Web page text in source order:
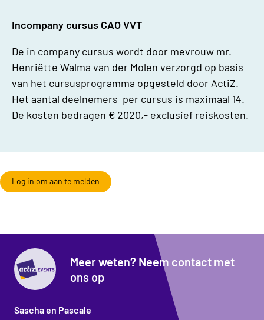
Incompany cursus CAO VVT
De in company cursus wordt door mevrouw mr.
Henriëtte Walma van der Molen verzorgd op basis
van het cursusprogramma opgesteld door ActiZ.
Het aantal deelnemers per cursus is maximaal 14.
De kosten bedragen € 2020,- exclusief reiskosten.
Log in om aan te melden
Meer weten? Neem contact met
ons op
Sascha en Pascale